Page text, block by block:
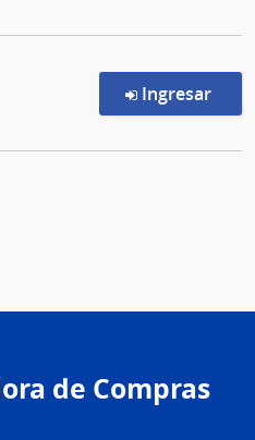
Ingresar
de Compras